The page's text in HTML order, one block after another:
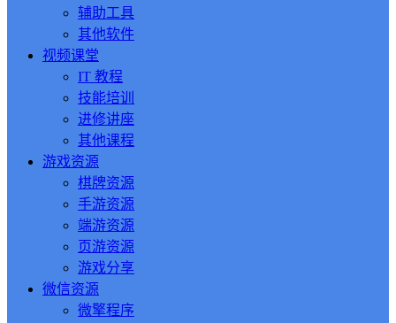
辅助工具
其他软件
视频课堂
IT 教程
技能培训
进修讲座
其他课程
游戏资源
棋牌资源
手游资源
端游资源
页游资源
游戏分享
微信资源
微擎程序